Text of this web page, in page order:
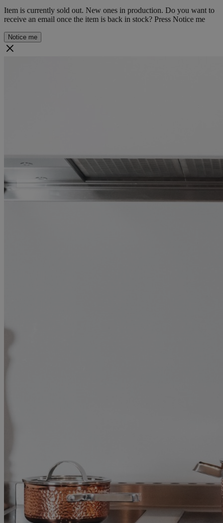
Item is currently sold out. New ones in production. Do you want to
receive an email once the item is back in stock? Press Notice me
Notice me